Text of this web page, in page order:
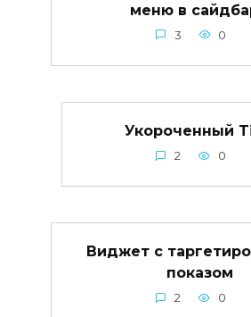
меню в
3 0
Укороченный
2 0
Виджет с
показом
2 0